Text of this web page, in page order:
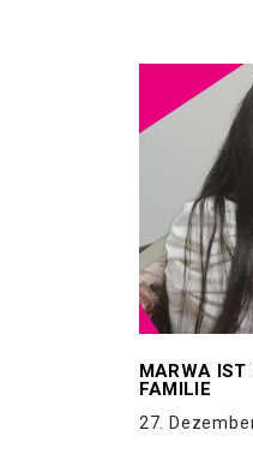
MARWA IST
FAMILIE
27.